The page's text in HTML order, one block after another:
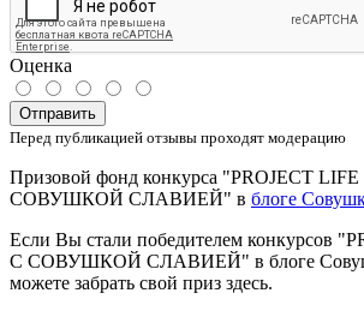
Оценка
Отправить
Перед публикацией отзывы проходят модерацию
Призовой фонд конкурса "PROJECT LIFE
СОВУШКОЙ СЛАВИЕЙ" в блоге
Если Вы стали победителем конкурсов
С СОВУШКОЙ СЛАВИЕЙ" в блоге
можете забрать свой приз здесь.